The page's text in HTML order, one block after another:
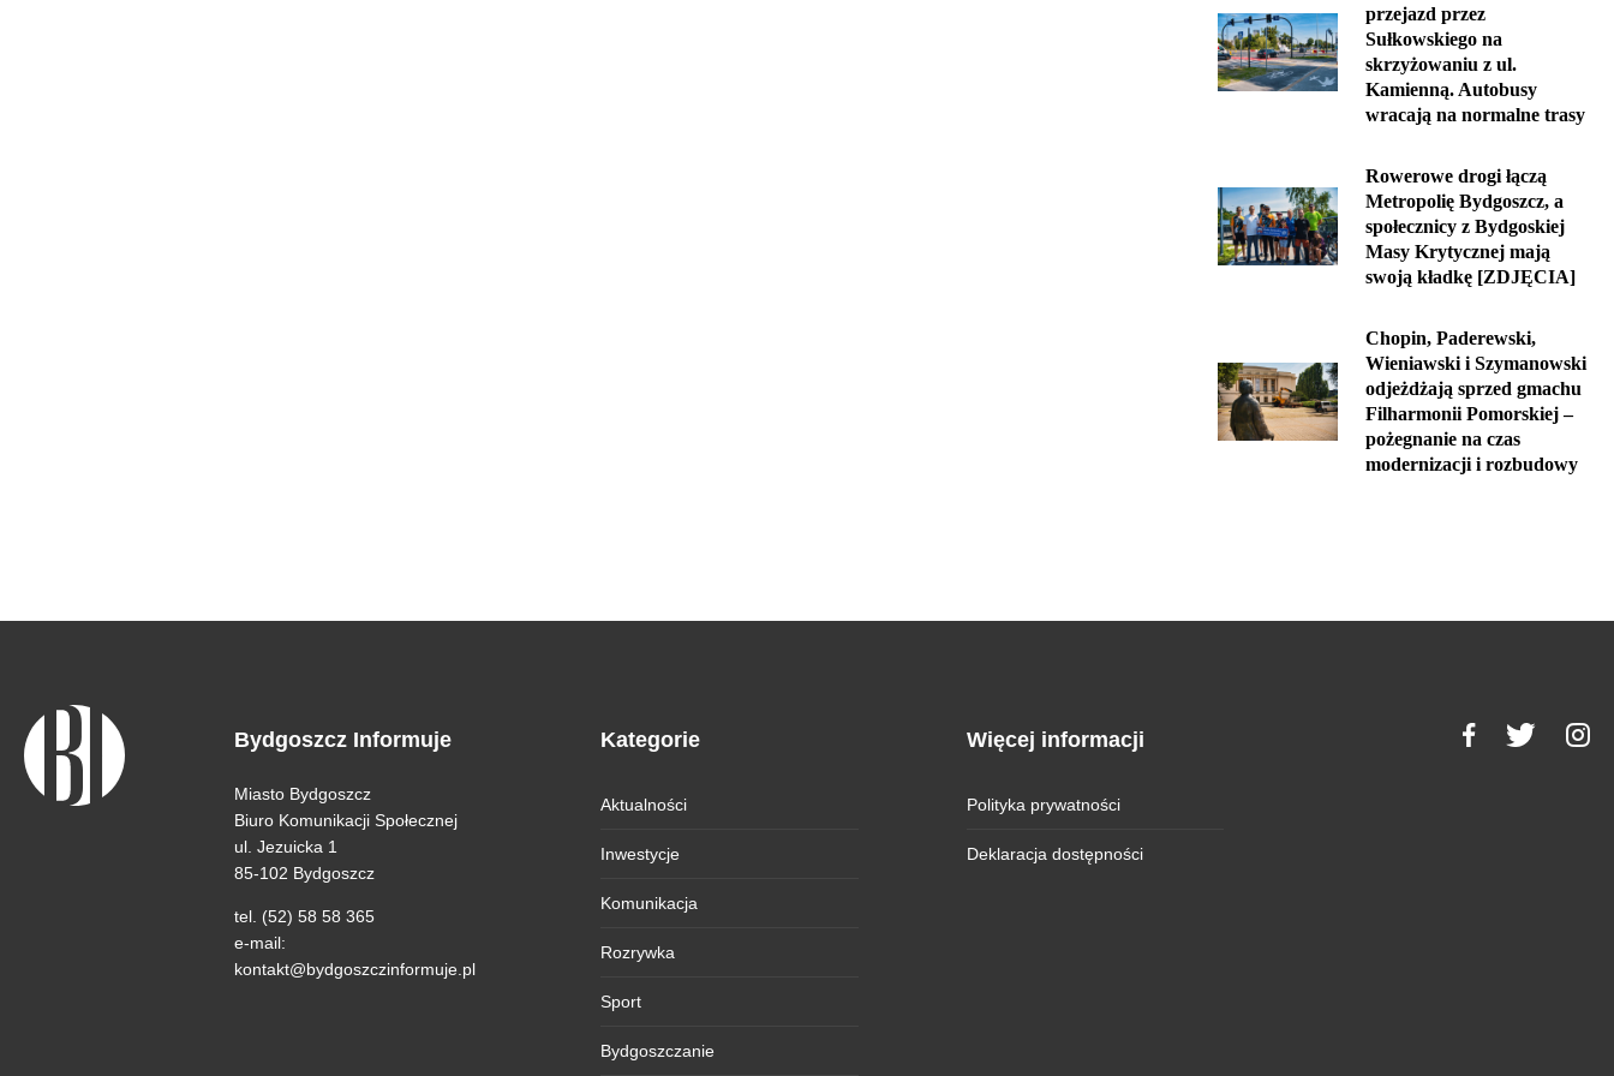
przejazd przez
Sułkowskiego na
skrzyżowaniu z ul.
Kamienną. Autobusy
wracają na normalne trasy
Rowerowe drogi łączą
Metropolię Bydgoszcz, a
społecznicy z Bydgoskiej
Masy Krytycznej mają
swoją kładkę [ZDJĘCIA]
Chopin, Paderewski,
Wieniawski i Szymanowski
odjeżdżają sprzed gmachu
Filharmonii Pomorskiej –
pożegnanie na czas
modernizacji i rozbudowy
Bydgoszcz Informuje
Miasto Bydgoszcz
Biuro Komunikacji Społecznej
ul. Jezuicka 1
85-102 Bydgoszcz
tel. (52) 58 58 365
e-mail:
kontakt@bydgoszczinformuje.pl
Kategorie
Aktualności
Inwestycje
Komunikacja
Rozrywka
Sport
Bydgoszczanie
Więcej informacji
Polityka prywatności
Deklaracja dostępności